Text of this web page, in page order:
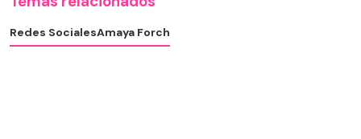
Redes SocialesAmaya Forch